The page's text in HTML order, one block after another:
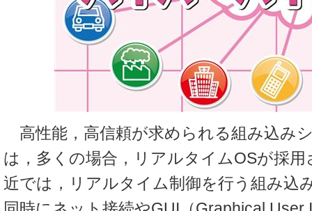
高性能，高信頼が求められる組み込み
は，多くの場合，リアルタイムOSが採
近では，リアルタイム制御を行う組み込